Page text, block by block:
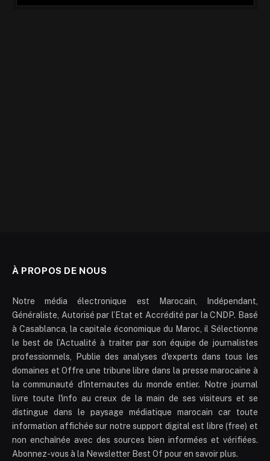
À PROPOS DE NOUS
Notre média électronique est Marocain, Indépendant,
Généraliste, Autorisé par l’Etat et Accrédité par la CNDP. Basé
à Casablanca, la capitale économique du Maroc, il Sélectionne
le best de l’Actualité à traiter par son équipe de journalistes
professionnels, Publie des analyses d'experts dans tous les
domaines et Offre une tribune libre dans la presse marocaine à
la communauté d'internautes du monde entier. Notre journal
livre toute l'info au creux de la main de ses visiteurs et se
distingue dans le paysage médiatique marocain car toute
information affichée sur notre support digital est libre (free) et
non enchaînée avec des sources bien informées et vérifiées.
Abonnez-vous à la Newsletter Best Of pour en savoir plus.